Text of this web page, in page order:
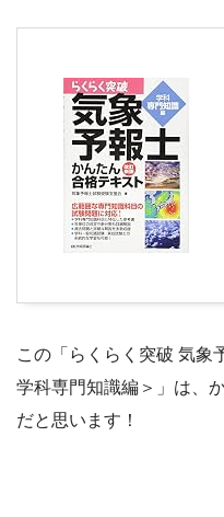
この「らくらく突破 気象
学科専門知識編＞」は、
だと思います！